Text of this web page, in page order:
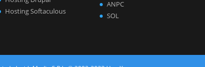
Hosting Softaculous
ANPC
SOL